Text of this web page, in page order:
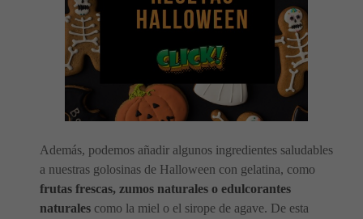
Además, podemos añadir algunos ingredientes saludables
a nuestras golosinas de Halloween con gelatina, como
frutas frescas, zumos naturales o edulcorantes
naturales como la miel o el sirope de agave. De esta